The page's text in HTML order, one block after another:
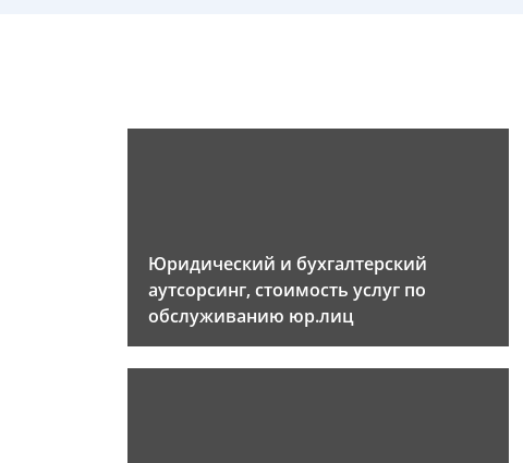
Юридический и бухгалтерский
аутсорсинг, стоимость услуг по
обслуживанию юр.лиц